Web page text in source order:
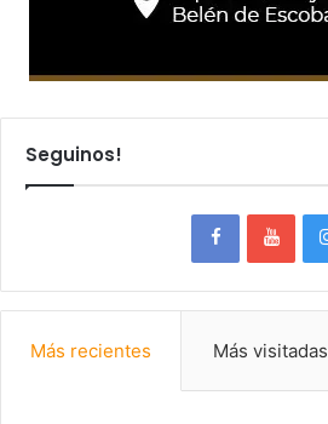
Seguinos!
Más recientes Más visitadas